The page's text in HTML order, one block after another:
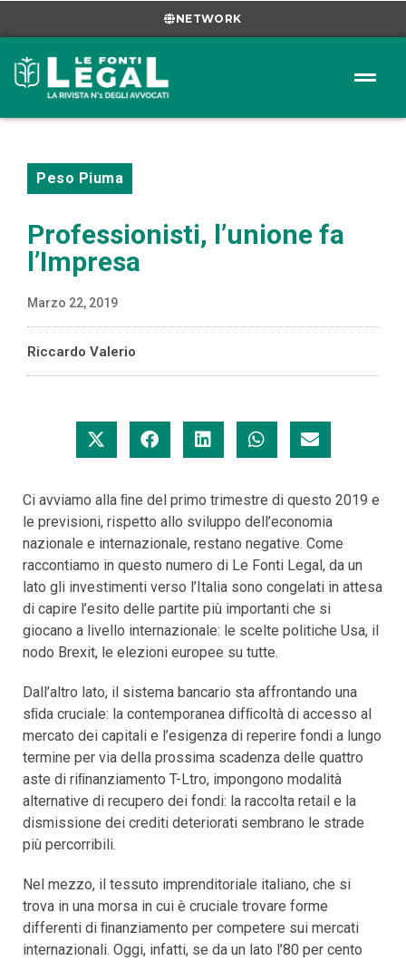
NETWORK
Peso Piuma
Professionisti, l’unione fa
l’Impresa
Marzo 22, 2019
Riccardo Valerio
Ci avviamo alla ﬁne del primo trimestre di questo 2019 e
le previsioni, rispetto allo sviluppo dell’economia
nazionale e internazionale, restano negative. Come
raccontiamo in questo numero di Le Fonti Legal, da un
lato gli investimenti verso l’Italia sono congelati in attesa
di capire l’esito delle partite più importanti che si
giocano a livello internazionale: le scelte politiche Usa, il
nodo Brexit, le elezioni europee su tutte.
Dall’altro lato, il sistema bancario sta affrontando una
sﬁda cruciale: la contemporanea difﬁcoltà di accesso al
mercato dei capitali e l’esigenza di reperire fondi a lungo
termine per via della prossima scadenza delle quattro
aste di riﬁnanziamento T-Ltro, impongono modalità
alternative di recupero dei fondi: la raccolta retail e la
dismissione dei crediti deteriorati sembrano le strade
più percorribili.
Nel mezzo, il tessuto imprenditoriale italiano, che si
trova in una morsa in cui è cruciale trovare forme
differenti di ﬁnanziamento per competere sui mercati
internazionali. Oggi, infatti, se da un lato l’80 per cento